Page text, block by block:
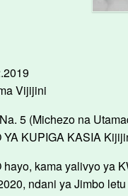
Vijijini
5 (Michezo na
YA KUPIGA KASIA
kama yalivyo ya
ndani ya Jimbo